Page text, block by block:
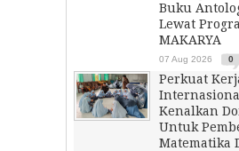
Buku
Lewat
MAKARYA
07 Aug 2026 0
Perkuat
Kenalkan
Untuk
Matematika